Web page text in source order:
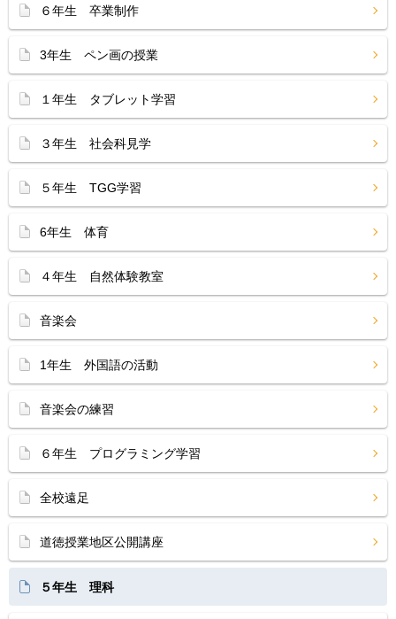
６年生 卒業制作
3年生 ペン画の授業
１年生 タブレット学習
３年生 社会科見学
５年生 TGG学習
6年生 体育
４年生 自然体験教室
音楽会
1年生 外国語の活動
音楽会の練習
６年生 プログラミング学習
全校遠足
道徳授業地区公開講座
５年生 理科